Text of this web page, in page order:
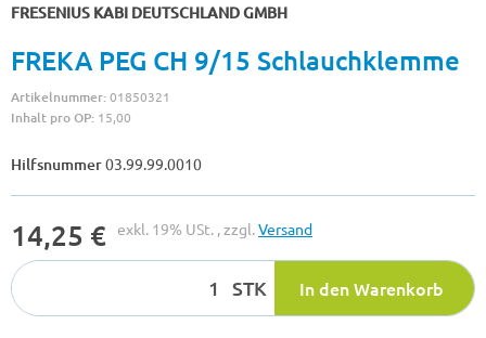
FRESENIUS KABI DEUTSCHLAND GMBH
FREKA PEG CH 9/15 Schlauchklemme
Artikelnummer:01850321
Inhalt pro OP: 15,00
Hilfsnummer03.99.99.0010
14,25 € exkl. 19% USt. , zzgl.Versand
STK In den Warenkorb